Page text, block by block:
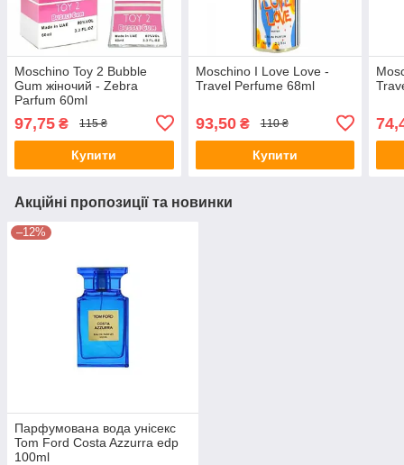
Moschino Toy 2 Bubble
Gum жіночий - Zebra
Parfum 60ml
97,75 ₴ 115 ₴
Купити
Moschino I Love Love -
Travel Perfume 68ml
93,50₴ 110 ₴
Купити
Акційні пропозиції та новинки
–12%
Парфумована вода унісекс
Tom Ford Costa Azzurra edp
100ml